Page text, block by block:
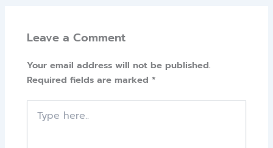
Leave a Comment
Your email address will not be published.
Required fields are marked*
Type
here..